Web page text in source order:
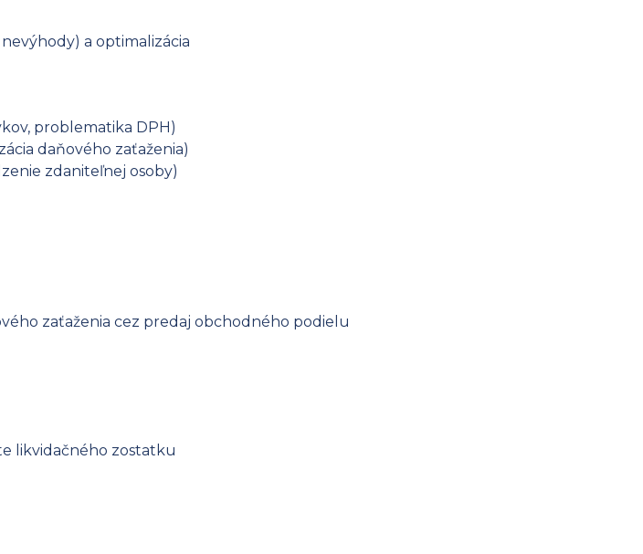
a optimalizácia
problematika DPH)
daňového zaťaženia)
zdaniteľnej osoby)
zaťaženia cez predaj obchodného podielu
likvidačného zostatku